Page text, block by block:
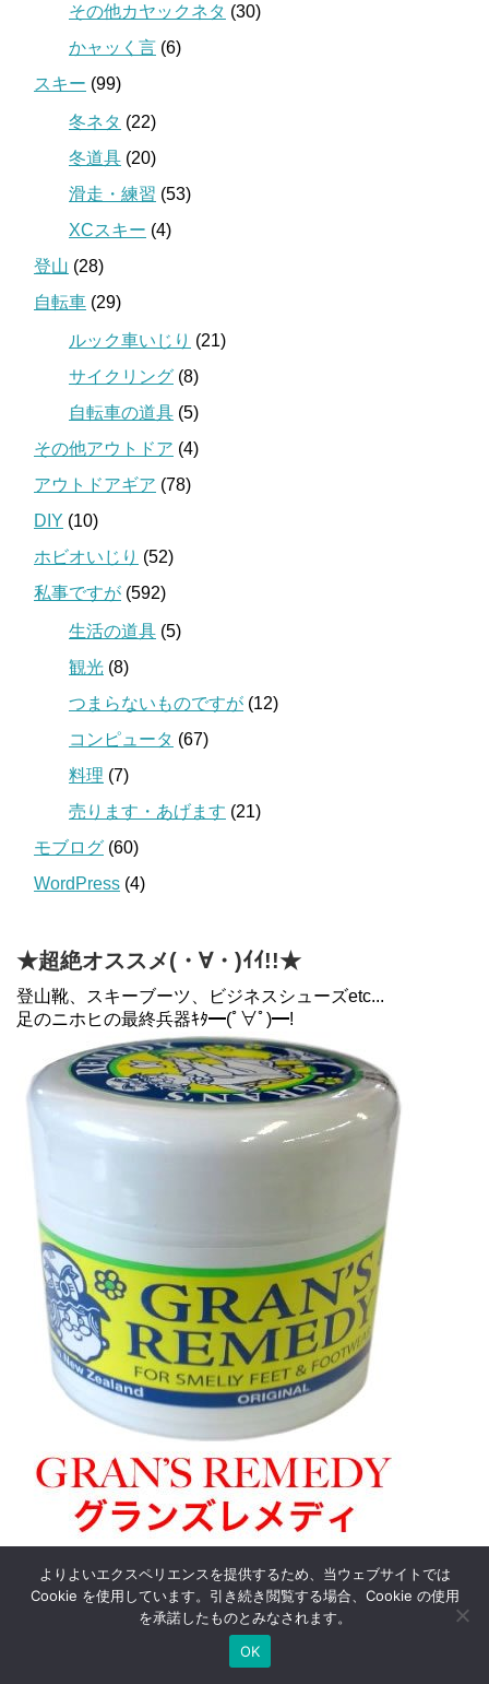
その他カヤックネタ (30)
かャッく言 (6)
スキー (99)
冬ネタ (22)
冬道具 (20)
滑走・練習 (53)
XCスキー (4)
登山 (28)
自転車 (29)
ルック車いじり (21)
サイクリング (8)
自転車の道具 (5)
その他アウトドア (4)
アウトドアギア (78)
DIY (10)
ホビオいじり (52)
私事ですが (592)
生活の道具 (5)
観光 (8)
つまらないものですが (12)
コンピュータ (67)
料理 (7)
売ります・あげます (21)
モブログ (60)
WordPress (4)
★超絶オススメ(・∀・)ｲｲ!!★
登山靴、スキーブーツ、ビジネスシューズetc...
足のニホヒの最終兵器ｷﾀ━(ﾟ∀ﾟ)━!
マジックライス最安セット＼(^o^)／
よりよいエクスペリエンスを提供するため、当ウェブサイトでは
Cookie を使用しています。引き続き閲覧する場合、Cookie の使用
を承諾したものとみなされます。
OK